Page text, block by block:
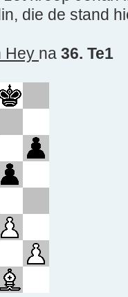
die de stand
Hey na 36. Te1